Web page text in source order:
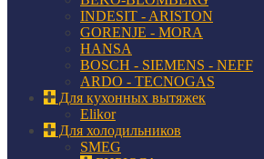
INDESIT - ARISTON
GORENJE - MORA
HANSA
BOSCH - SIEMENS - NEFF
ARDO - TECNOGAS
Для кухонных вытяжек
Elikor
Для холодильников
SMEG